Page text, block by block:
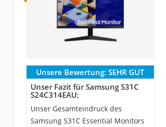
Unsere Bewertung: SEHR GUT
Unser Fazit für Samsung S31C
S24C314EAU:
Unser Gesamteindruck des
Samsung S31C Essential Monitors